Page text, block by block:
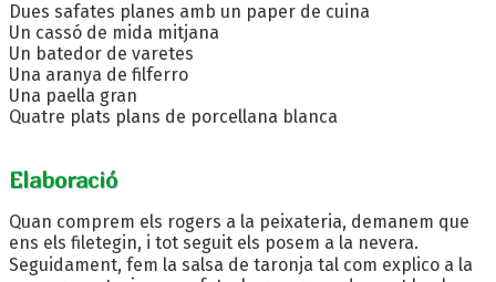
Dues safates planes amb un paper de cuina
Un cassó de mida mitjana
Un batedor de varetes
Una aranya de filferro
Una paella gran
Quatre plats plans de porcellana blanca
Elaboració
Quan comprem els rogers a la peixateria, demanem que
ens els filetegin, i tot seguit els posem a la nevera.
Seguidament, fem la salsa de taronja tal com explico a la